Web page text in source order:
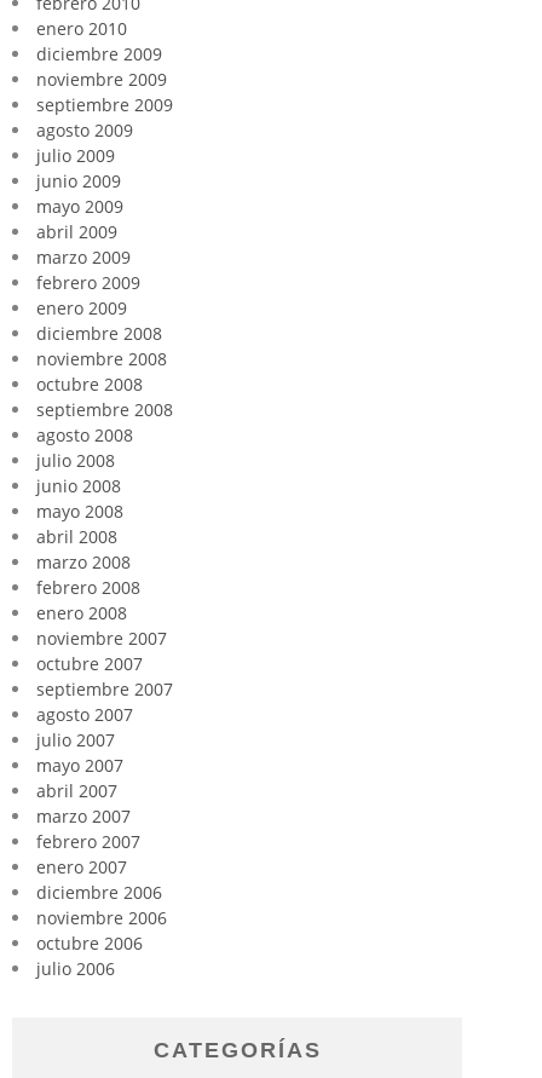
enero 2010
diciembre 2009
noviembre 2009
septiembre 2009
agosto 2009
julio 2009
junio 2009
mayo 2009
abril 2009
marzo 2009
febrero 2009
enero 2009
diciembre 2008
noviembre 2008
octubre 2008
septiembre 2008
agosto 2008
julio 2008
junio 2008
mayo 2008
abril 2008
marzo 2008
febrero 2008
enero 2008
noviembre 2007
octubre 2007
septiembre 2007
agosto 2007
julio 2007
mayo 2007
abril 2007
marzo 2007
febrero 2007
enero 2007
diciembre 2006
noviembre 2006
octubre 2006
julio 2006
CATEGORÍAS